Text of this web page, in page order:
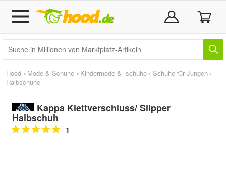
Hood › Mode & Schuhe › Kindermode & -schuhe › Schuhe für Jungen ›
Halbschuhe
Kappa Klettverschluss/ Slipper
Halbschuh
1